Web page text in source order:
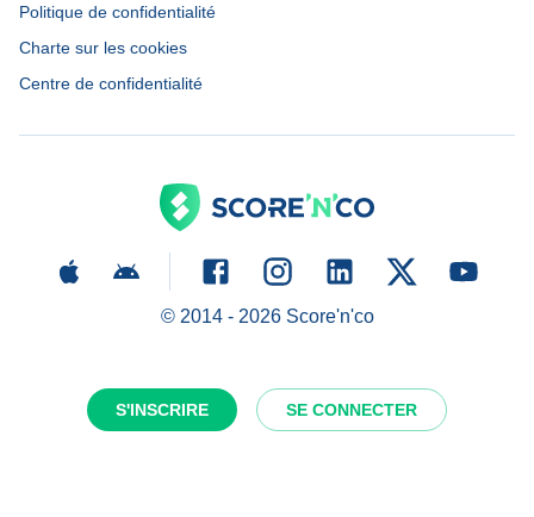
S'INSCRIRE SE CONNECTER
Politique de confidentialité
Charte sur les cookies
Centre de confidentialité
© 2014 - 2026Score'n'co